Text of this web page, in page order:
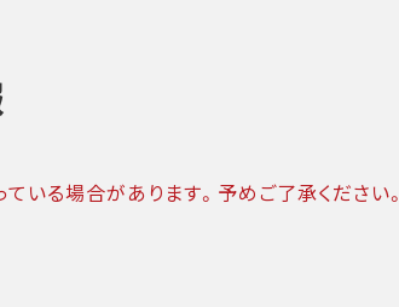
いる場合があります。予めご了承ください。